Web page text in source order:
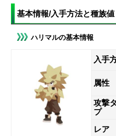
基本情報/入手方法と種族値
ハリマルの基本情報
入手
属性
攻撃
プ
レア